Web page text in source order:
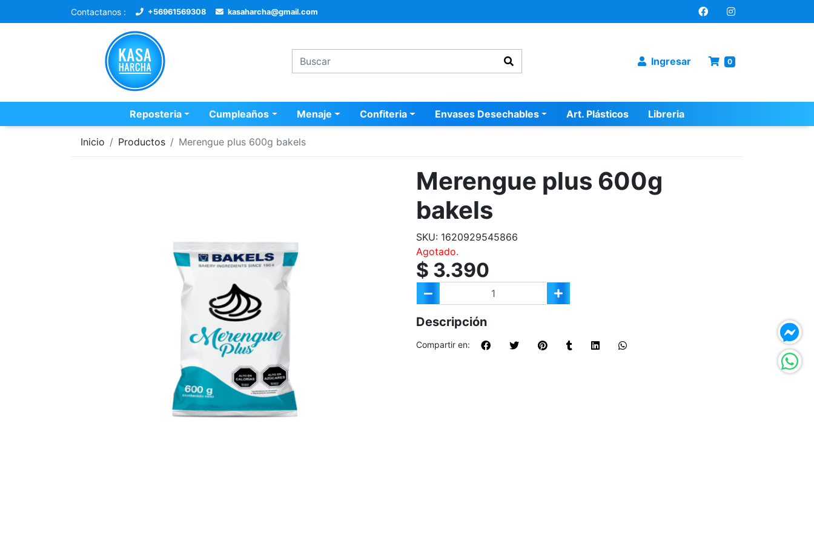
Contactanos : +56961569308 kasaharcha@gmail.com
Ingresar 0
Reposteria Cumpleaños Menaje Confiteria Envases Desechables Art. Plásticos Libreria
Inicio Productos Merengue plus 600g bakels
Merengue plus 600g
bakels
SKU: 1620929545866
Agotado.
$ 3.390
Descripción
Compartir en: